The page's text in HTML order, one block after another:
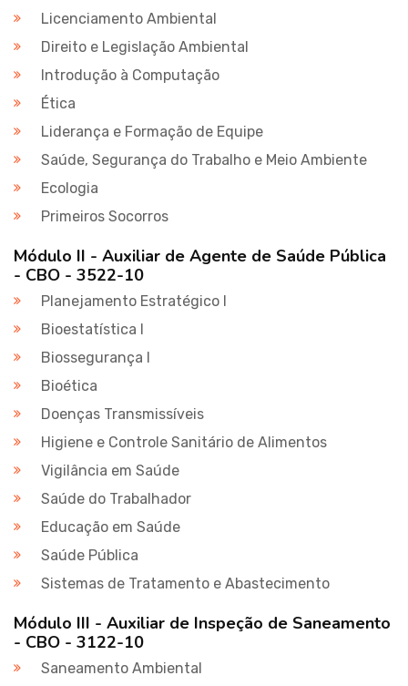
Licenciamento Ambiental
Direito e Legislação Ambiental
Introdução à Computação
Ética
Liderança e Formação de Equipe
Saúde, Segurança do Trabalho e Meio Ambiente
Ecologia
Primeiros Socorros
Módulo II - Auxiliar de Agente de Saúde Pública
- CBO - 3522-10
Planejamento Estratégico I
Bioestatística I
Biossegurança I
Bioética
Doenças Transmissíveis
Higiene e Controle Sanitário de Alimentos
Vigilância em Saúde
Saúde do Trabalhador
Educação em Saúde
Saúde Pública
Sistemas de Tratamento e Abastecimento
Módulo III - Auxiliar de Inspeção de Saneamento
- CBO - 3122-10
Saneamento Ambiental